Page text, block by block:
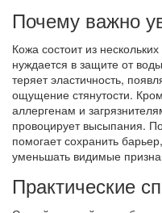
Почему важно
Кожа состоит из
нуждается в защите от
теряет эластичность,
ощущение стянутости.
аллергенам и
провоцирует высыпания.
помогает сохранить
уменьшать видимые
Практические